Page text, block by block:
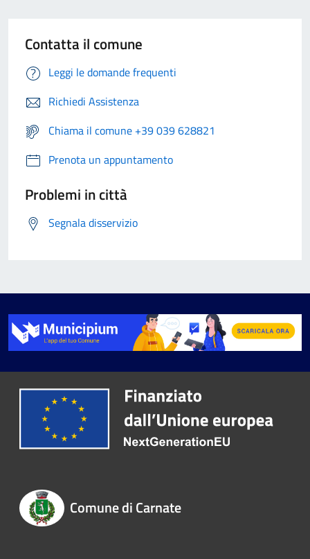
Contatta il comune
Leggi le domande frequenti
Richiedi Assistenza
Chiama il comune +39 039 628821
Prenota un appuntamento
Problemi in città
Segnala disservizio
Comune di Carnate